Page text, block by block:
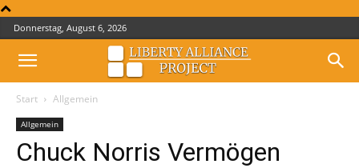
Donnerstag, August 6, 2026
Start Allgemein
Allgemein
Chuck Norris Vermögen